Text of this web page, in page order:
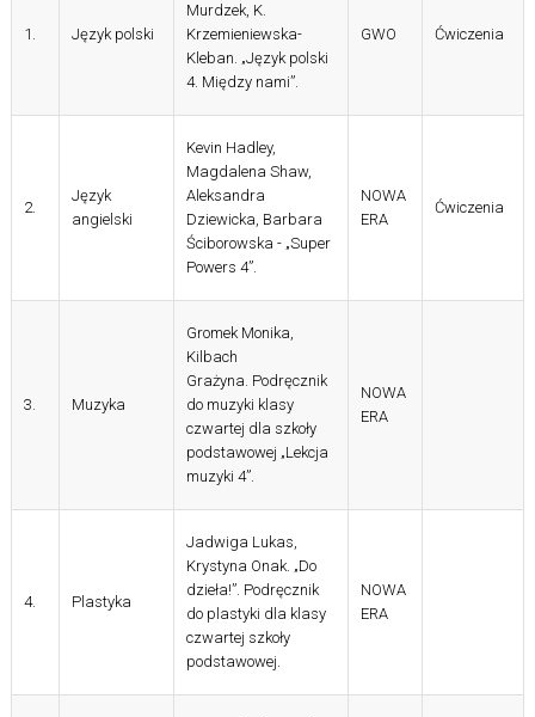
1. Język polski
Murdzek, K.
Krzemieniewska-
Kleban. „Język polski
4. Między nami”.
GWO Ćwiczenia
2.
Język
angielski
Kevin Hadley,
Magdalena Shaw,
Aleksandra
Dziewicka, Barbara
Ściborowska - „Super
Powers 4”.
NOWA
ERA
Ćwiczenia
3. Muzyka
Gromek Monika,
Kilbach
Grażyna. Podręcznik
do muzyki klasy
czwartej dla szkoły
podstawowej „Lekcja
muzyki 4”.
NOWA
ERA
4. Plastyka
Jadwiga Lukas,
Krystyna Onak. „Do
dzieła!”. Podręcznik
do plastyki dla klasy
czwartej szkoły
podstawowej.
NOWA
ERA